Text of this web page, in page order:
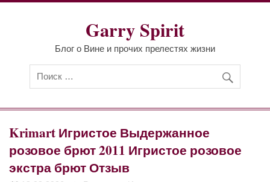
Перейти
Garry Spirit
Блог о Вине и прочих прелестях жизни
Krimart Игристое Выдержанное
розовое брют 2011 Игристое розовое
экстра брют Отзыв